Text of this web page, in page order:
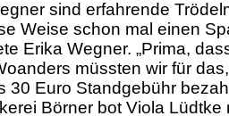
sind erfahrende
Weise schon mal einen
Erika Wegner. „Prima,
müssten wir für
30 Euro Standgebühr
Börner bot Viola Lüdtke